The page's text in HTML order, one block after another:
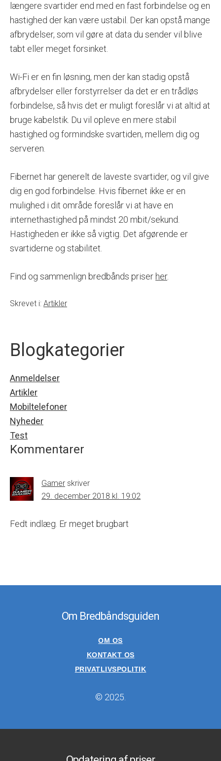
længere svartider end med en fast forbindelse og en
hastighed der kan være ustabil. Der kan opstå mange
afbrydelser, som vil gøre at data du sender vil blive
tabt eller meget forsinket.
Wi-Fi er en fin løsning, men der kan stadig opstå
afbrydelser eller forstyrrelser da det er en trådløs
forbindelse, så hvis det er muligt foreslår vi at altid at
bruge kabelstik. Du vil opleve en mere stabil
hastighed og formindske svartiden, mellem dig og
serveren.
Fibernet har generelt de laveste svartider, og vil give
dig en god forbindelse. Hvis fibernet ikke er en
mulighed i dit område foreslår vi at have en
internethastighed på mindst 20 mbit/sekund.
Hastigheden er ikke så vigtig. Det afgørende er
svartiderne og stabilitet.
Find og sammenlign bredbånds priser her.
Skrevet i: Artikler
Blogkategorier
Anmeldelser
Artikler
Mobiltelefoner
Nyheder
Test
Kommentarer
Gamer skriver
29. december 2018 kl. 19:02
Fedt indlæg. Er meget brugbart
Om Bredbåndsguiden
OM OS
KONTAKT OS
PRIVATLIVSPOLITIK
© 2025.